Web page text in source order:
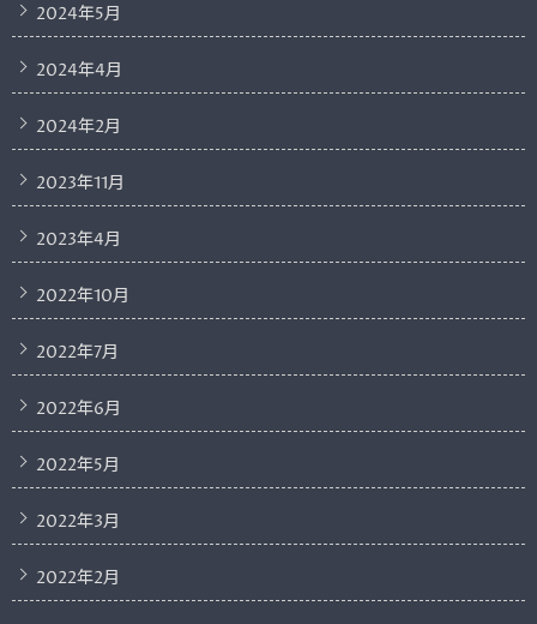
2024年5月
2024年4月
2024年2月
2023年11月
2023年4月
2022年10月
2022年7月
2022年6月
2022年5月
2022年3月
2022年2月